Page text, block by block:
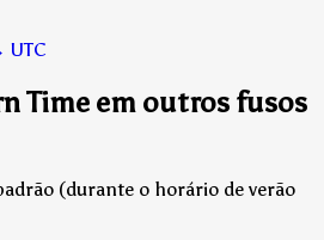
UTC
Time em outros fusos
(durante o horário de verão